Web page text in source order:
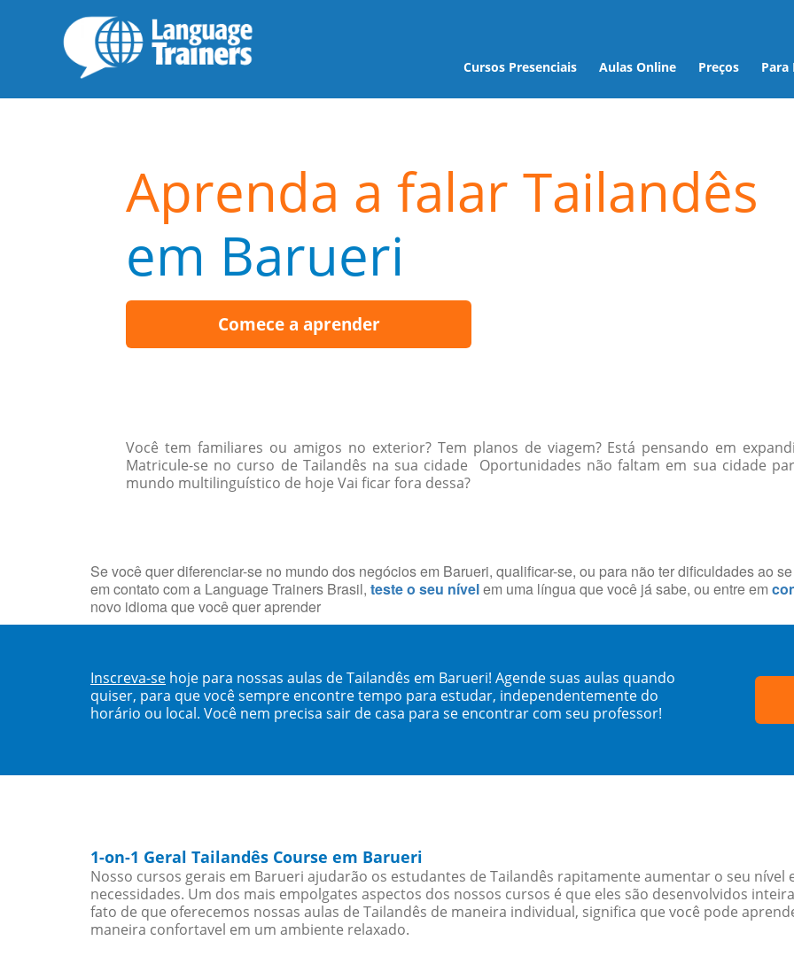
Cursos Presenciais Aulas Online Preços Para
Aprenda a falar Tailandês
em Barueri
Comece a aprender
Você tem familiares ou amigos no exterior? Tem planos de viagem? Está pensando em
Matricule-se no curso de Tailandês na sua cidade Oportunidades não faltam em sua cidade
mundo multilinguístico de hoje Vai ficar fora dessa?
Se você quer diferenciar-se no mundo dos negócios em Barueri, qualificar-se, ou para não ter dificuldades ao
em contato com a Language Trainers Brasil, teste o seu nívelem uma língua que você já sabe, ou entre em
novo idioma que você quer aprender
Inscreva-se hoje para nossas aulas de Tailandês em Barueri! Agende suas aulas quando
quiser, para que você sempre encontre tempo para estudar, independentemente do
horário ou local. Você nem precisa sair de casa para se encontrar com seu professor!
1-on-1 Geral Tailandês Course em Barueri
Nosso cursos gerais em Barueri ajudarão os estudantes de Tailandês rapitamente aumentar o seu nível
necessidades. Um dos mais empolgates aspectos dos nossos cursos é que eles são desenvolvidos
fato de que oferecemos nossas aulas de Tailandês de maneira individual, significa que você pode
maneira confortavel em um ambiente relaxado.